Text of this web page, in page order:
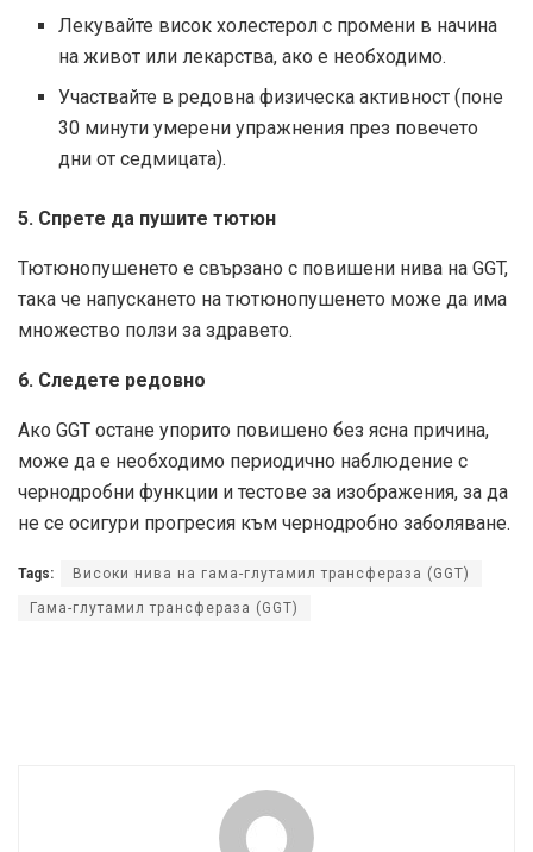
Лекувайте висок холестерол с промени в начина
на живот или лекарства, ако е необходимо.
Участвайте в редовна физическа активност (поне
30 минути умерени упражнения през повечето
дни от седмицата).
5. Спрете да пушите тютюн
Тютюнопушенето е свързано с повишени нива на GGT,
така че напускането на тютюнопушенето може да има
множество ползи за здравето.
6. Следете редовно
Ако GGT остане упорито повишено без ясна причина,
може да е необходимо периодично наблюдение с
чернодробни функции и тестове за изображения, за да
не се осигури прогресия към чернодробно заболяване.
Tags: Високи нива на гама-глутамил трансфераза (GGT)
Гама-глутамил трансфераза (GGT)